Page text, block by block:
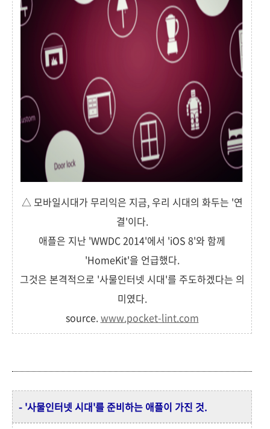
△ 모바일시대가 무리익은 지금, 우리 시대의 화두는 '연
결'이다.
애플은 지난 'WWDC 2014'에서 'iOS 8'와 함께
'HomeKit'을 언급했다.
그것은 본격적으로 '사물인터넷 시대'를 주도하겠다는 의
미였다.
source.www.pocket-lint.com
- '사물인터넷 시대'를 준비하는 애플이 가진 것.